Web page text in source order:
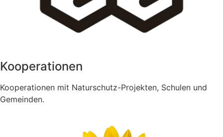
Kooperationen
Kooperationen mit Naturschutz-Projekten, Schulen und
Gemeinden.